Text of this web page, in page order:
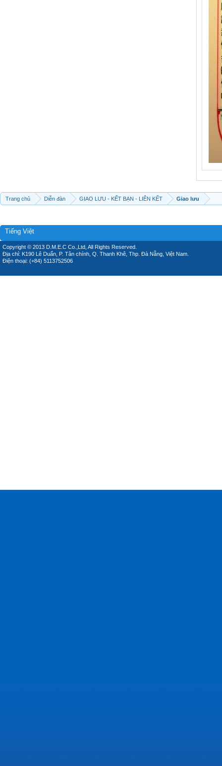
Trang chủ Diễn đàn GIAO LƯU - KẾT BẠN - LIÊN KẾT Giao lưu
Tiếng Việt
Copyright © 2013 D.M.E.C Co.,Ltd, All Rights Reserved.
Địa chỉ: K190 Lê Duẩn, P. Tân chính, Q. Thanh Khê, Thp. Đà Nẵng, Việt Nam.
Điện thoại: (+84) 5113752506